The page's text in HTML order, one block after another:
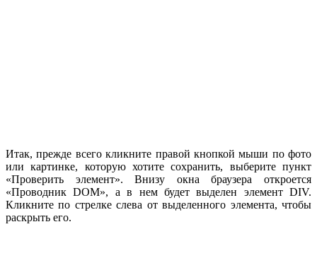
Итак, прежде всего кликните правой кнопкой мыши по фото
или картинке, которую хотите сохранить, выберите пункт
«Проверить элемент». Внизу окна браузера откроется
«Проводник DOM», а в нем будет выделен элемент DIV.
Кликните по стрелке слева от выделенного элемента, чтобы
раскрыть его.